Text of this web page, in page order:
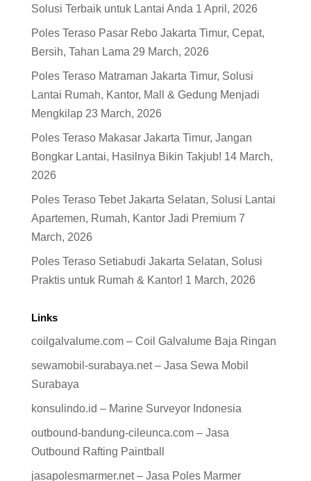
Solusi Terbaik untuk Lantai Anda 1 April, 2026
Poles Teraso Pasar Rebo Jakarta Timur, Cepat,
Bersih, Tahan Lama 29 March, 2026
Poles Teraso Matraman Jakarta Timur, Solusi
Lantai Rumah, Kantor, Mall & Gedung Menjadi
Mengkilap 23 March, 2026
Poles Teraso Makasar Jakarta Timur, Jangan
Bongkar Lantai, Hasilnya Bikin Takjub! 14 March,
2026
Poles Teraso Tebet Jakarta Selatan, Solusi Lantai
Apartemen, Rumah, Kantor Jadi Premium 7
March, 2026
Poles Teraso Setiabudi Jakarta Selatan, Solusi
Praktis untuk Rumah & Kantor! 1 March, 2026
Links
coilgalvalume.com – Coil Galvalume Baja Ringan
sewamobil-surabaya.net – Jasa Sewa Mobil
Surabaya
konsulindo.id – Marine Surveyor Indonesia
outbound-bandung-cileunca.com – Jasa
Outbound Rafting Paintball
jasapolesmarmer.net – Jasa Poles Marmer